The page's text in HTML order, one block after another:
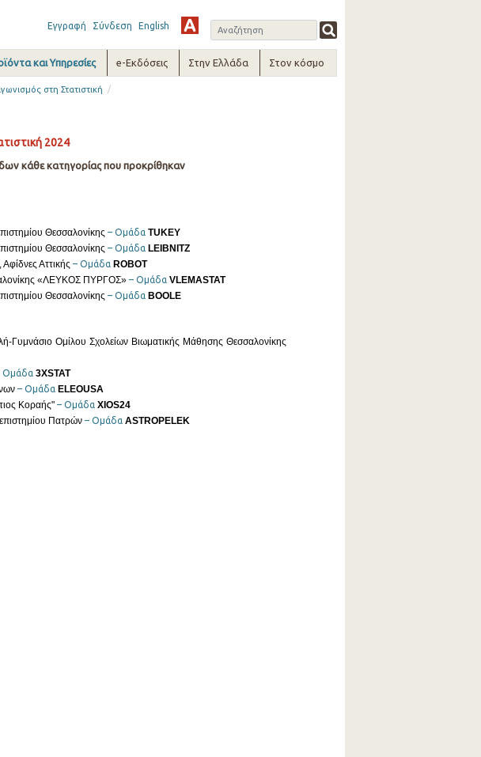
Εγγραφή Σύνδεση English
και Υπηρεσίες e-Εκδόσεις Στην Ελλάδα Στον κόσμο
στη Στατιστική /
2024
κάθε κατηγορίας που προκρίθηκαν
Θεσσαλονίκης – Ομάδα TUKEY
Θεσσαλονίκης – Ομάδα LEIBNITZ
Αττικής – Ομάδα ROBOT
«ΛΕΥΚΟΣ ΠΥΡΓΟΣ»– Ομάδα VLEMASTAT
Θεσσαλονίκης – Ομάδα BOOLE
Γυμνάσιο Ομίλου Σχολείων Βιωματικής Μάθησης Θεσσαλονίκης
Ομάδα 3XSTAT
– Ομάδα ELEOUSA
Κοραής"– Ομάδα XIOS24
Πατρών– Ομάδα ASTROPELEK